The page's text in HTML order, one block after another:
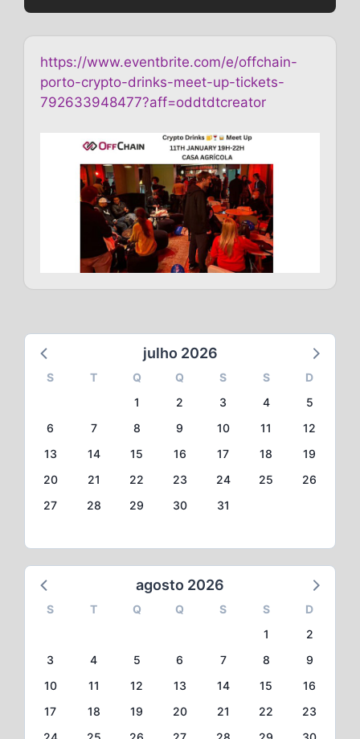
https://www.eventbrite.com/e/offchain-
porto-crypto-drinks-meet-up-tickets-
792633948477?aff=oddtdtcreator
julho 2026
S T Q Q S S
D
1
2 3 4
5
6
7 8 9 10 11
12
13
14 15 16 17 18
19
20
21 22 23 24 25
26
27
28 29 30 31
agosto 2026
S T Q Q S S
D
1
2
3
4 5 6 7 8
9
10
11 12 13 14 15
16
17
18 19 20 21 22
23